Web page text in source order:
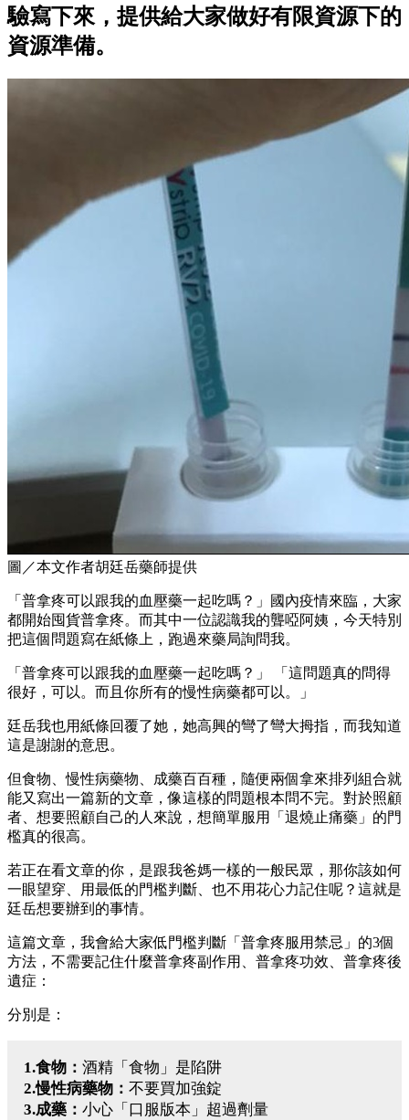
驗寫下來，提供給大家做好有限資源下的
資源準備。
圖／本文作者胡廷岳藥師提供
「普拿疼可以跟我的血壓藥一起吃嗎？」國內疫情來臨，大家
都開始囤貨普拿疼。而其中一位認識我的聾啞阿姨，今天特別
把這個問題寫在紙條上，跑過來藥局詢問我。
「普拿疼可以跟我的血壓藥一起吃嗎？」 「這問題真的問得
很好，可以。而且你所有的慢性病藥都可以。」
廷岳我也用紙條回覆了她，她高興的彎了彎大拇指，而我知道
這是謝謝的意思。
但食物、慢性病藥物、成藥百百種，隨便兩個拿來排列組合就
能又寫出一篇新的文章，像這樣的問題根本問不完。對於照顧
者、想要照顧自己的人來說，想簡單服用「退燒止痛藥」的門
檻真的很高。
若正在看文章的你，是跟我爸媽一樣的一般民眾，那你該如何
一眼望穿、用最低的門檻判斷、也不用花心力記住呢？這就是
廷岳想要辦到的事情。
這篇文章，我會給大家低門檻判斷「普拿疼服用禁忌」的3個
方法，不需要記住什麼普拿疼副作用、普拿疼功效、普拿疼後
遺症：
分別是：
1.食物： 酒精「食物」是陷阱
2.慢性病藥物： 不要買加強錠
3.成藥： 小心「口服版本」超過劑量